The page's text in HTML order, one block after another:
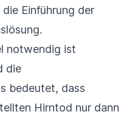
Einführung der
notwendig ist
die
bedeutet, dass
Hirntod nur dann